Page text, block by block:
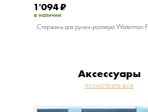
1'094₽
в наличии
Стержень для ручки-роллера Waterman
Аксессуары
посмотреть все